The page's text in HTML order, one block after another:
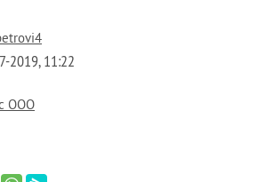
2019, 11:22
ООО